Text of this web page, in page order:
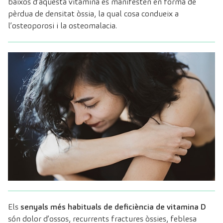
pèrdua de densitat òssia, la qual cosa condueix a
l’osteoporosi i la osteomalacia.
Els senyals més habituals de deficiència de vitamina D
són dolor d’ossos, recurrents fractures òssies, feblesa